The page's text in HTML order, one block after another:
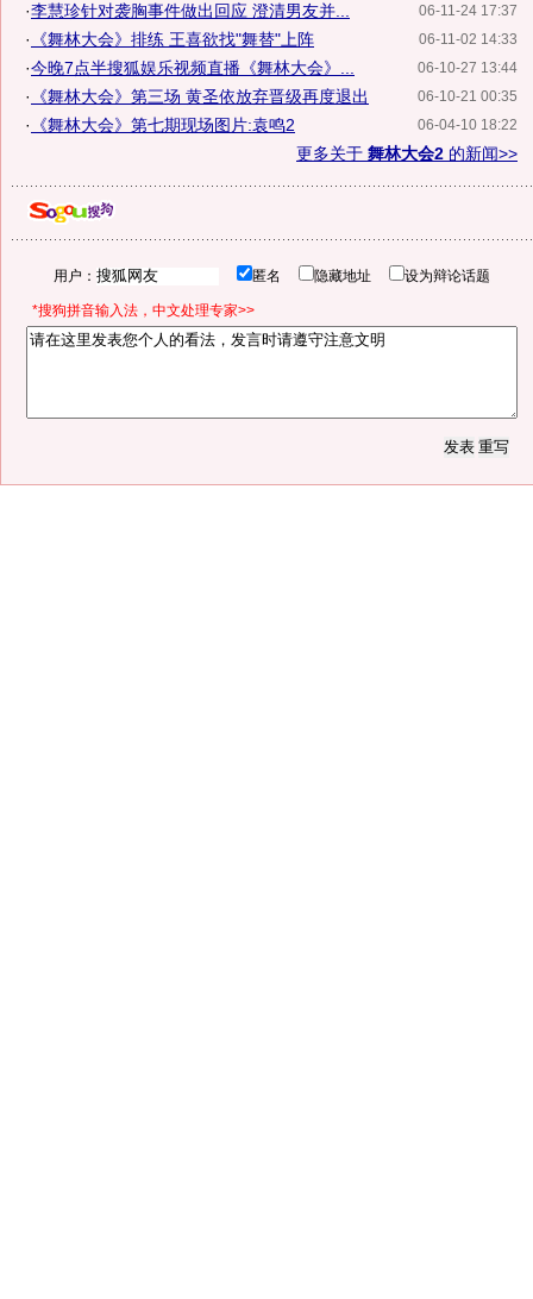
06-11-24 17:37
·李慧珍针对袭胸事件做出回应 澄清男友并...
06-11-02 14:33
· 《舞林大会》排练 王喜欲找"舞替"上阵
06-10-27 13:44
·今晚7点半搜狐娱乐视频直播《舞林大会》...
06-10-21 00:35
· 《舞林大会》第三场 黄圣依放弃晋级再度退出
06-04-10 18:22
·
《舞林大会》第七期现场图片:袁鸣2
更多关于 舞林大会2 的新闻>>
用户： 匿名 隐藏地址 设为辩论话题
*搜狗拼音输入法，中文处理专家>>